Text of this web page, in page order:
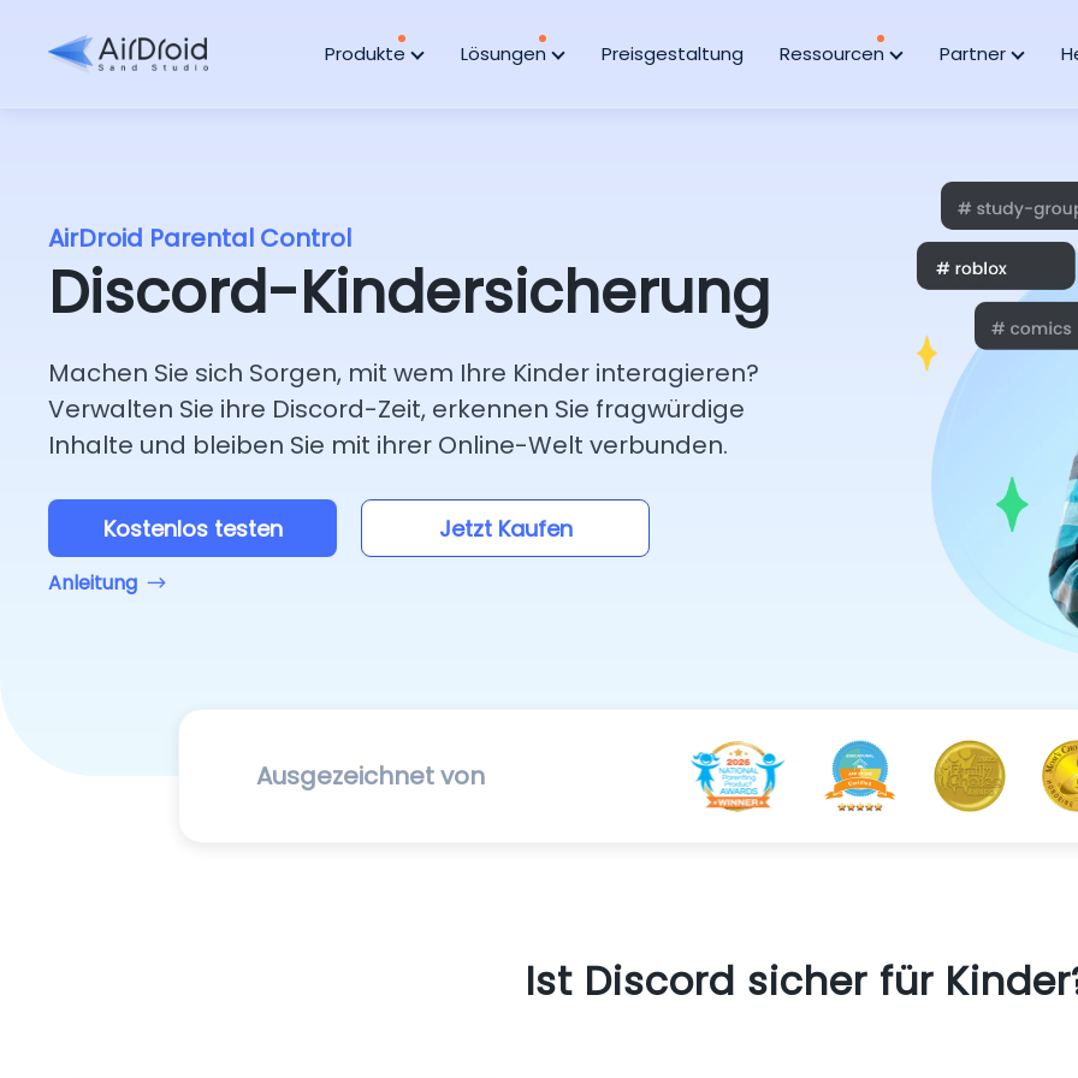
Produkte Lösungen Preisgestaltung Ressourcen Partner
AirDroid Parental Control
Discord-Kindersicherung
Machen Sie sich Sorgen, mit wem Ihre Kinder interagieren?
Verwalten Sie ihre Discord-Zeit, erkennen Sie fragwürdige
Inhalte und bleiben Sie mit ihrer Online-Welt verbunden.
Kostenlos testen Jetzt Kaufen
Anleitung
Ausgezeichnet von
Ist Discord sicher für